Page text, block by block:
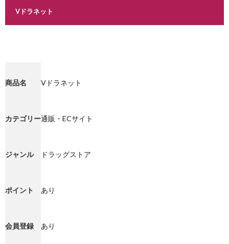
Vドラネット
商品名 Vドラネット
カテゴリー通販・ECサイト
ジャンル ドラッグストア
ポイント あり
会員登録 あり